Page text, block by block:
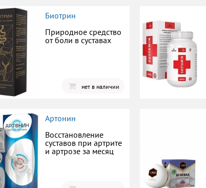
Биотрин
Природное средство
от боли в суставах
нет в наличии
Артонин
Восстановление
суставов при артрите
и артрозе за месяц